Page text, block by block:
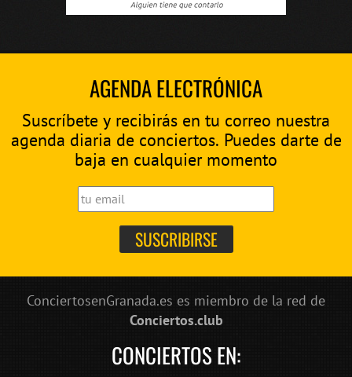
AGENDA ELECTRÓNICA
Suscríbete y recibirás en tu correo nuestra
agenda diaria de conciertos. Puedes darte de
baja en cualquier momento
ConciertosenGranada.es es miembro de la red de
Conciertos.club
CONCIERTOS EN: